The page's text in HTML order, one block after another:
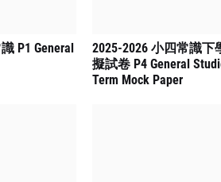
P1 General
2025-2026 小四常識下
擬試卷 P4 General
Term Mock Paper